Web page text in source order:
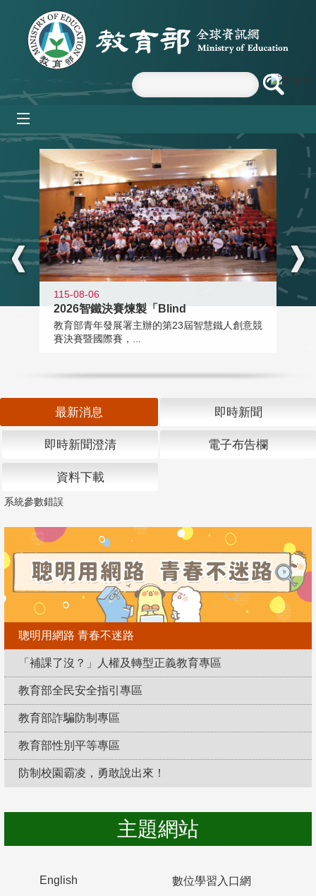
跳到主要內容區塊
:::
115-08-06
2026智鐵決賽煉製「Blind
教育部青年發展署主辦的第23屆智慧鐵人創意競
賽決賽暨國際賽，...
最新消息 即時新聞
即時新聞澄清 電子布告欄
資料下載
系統參數錯誤
聰明用網路 青春不迷路
「補課了沒？」人權及轉型正義教育專區
教育部全民安全指引專區
教育部詐騙防制專區
教育部性別平等專區
防制校園霸凌，勇敢說出來！
主題網站
English 數位學習入口網